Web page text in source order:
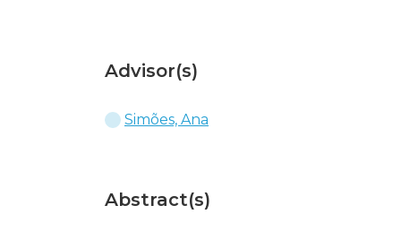
Advisor(s)
Simões, Ana
Abstract(s)